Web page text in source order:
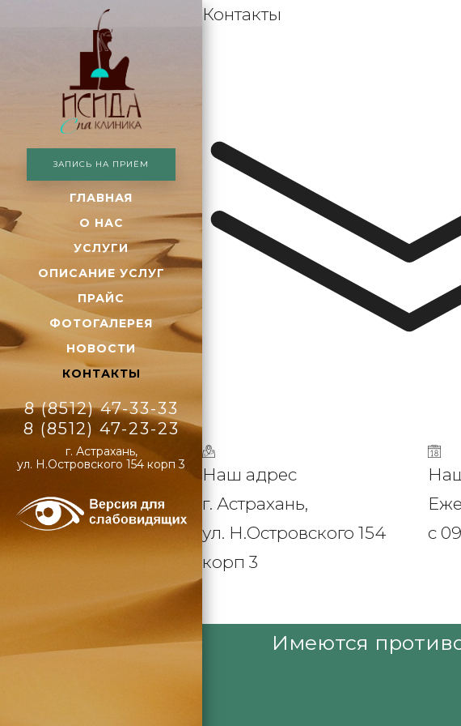
ЗАПИСЬ НА ПРИЁМ
ГЛАВНАЯ
О НАС
УСЛУГИ
ОПИСАНИЕ УСЛУГ
ПРАЙС
ФОТОГАЛЕРЕЯ
НОВОСТИ
КОНТАКТЫ
8 (8512) 47-33-33
8 (8512) 47-23-23
г. Астрахань,
ул. Н.Островского 154 корп 3
Контакты
Наш адрес
г. Астрахань,
ул. Н.Островского 154
корп 3
с
Имеются